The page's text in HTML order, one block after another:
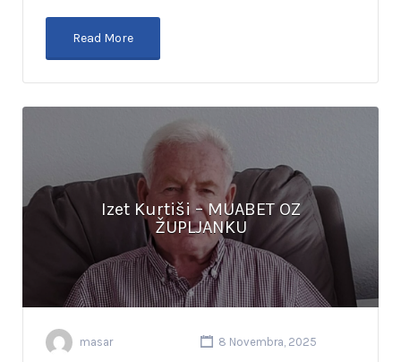
Read More
Izet Kurtiši – MUABET OZ
ŽUPLJANKU
masar 8 Novembra, 2025